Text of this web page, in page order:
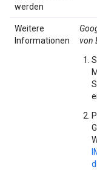
werden
Weitere
Informationen
von